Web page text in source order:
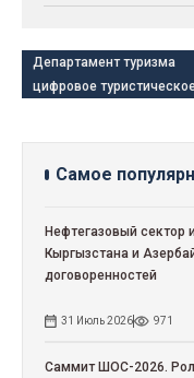
Департамент туризма
цифровое
Самое
Нефтегазовый сектор
Кыргызстана и
договоренностей
31 Июль 2026 971
Саммит ШОС-2026.